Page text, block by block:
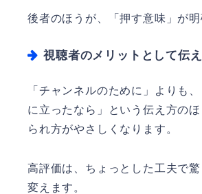
後者のほうが、「押す意味」が明
視聴者のメリットとして伝
「チャンネルのために」よりも
に立ったなら」という伝え方の
られ方がやさしくなります。
高評価は、ちょっとした工夫で
変えます。